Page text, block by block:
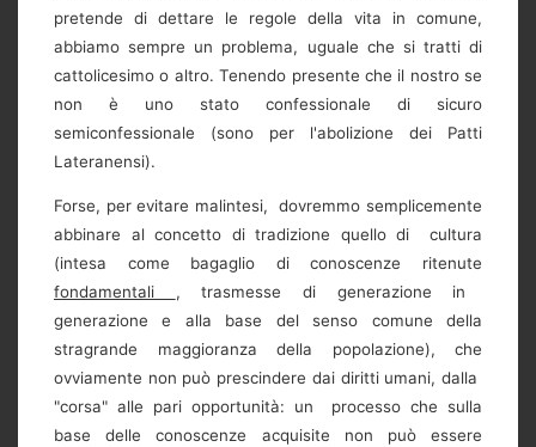
pretende di dettare le regole della vita in comune,
abbiamo sempre un problema, uguale che si tratti di
cattolicesimo o altro. Tenendo presente che il nostro se
non è uno stato confessionale di sicuro
semiconfessionale (sono per l'abolizione dei Patti
Lateranensi).
Forse, per evitare malintesi, dovremmo semplicemente
abbinare al concetto di tradizione quello di cultura
(intesa come bagaglio di conoscenze ritenute
fondamentali , trasmesse di generazione in
generazione e alla base del senso comune della
stragrande maggioranza della popolazione), che
ovviamente non può prescindere dai diritti umani, dalla
"corsa" alle pari opportunità: un processo che sulla
base delle conoscenze acquisite non può essere